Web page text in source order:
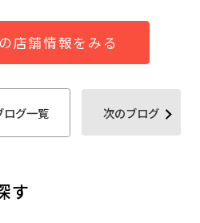
店舗情報をみる
ログ一覧 次のブログ
す